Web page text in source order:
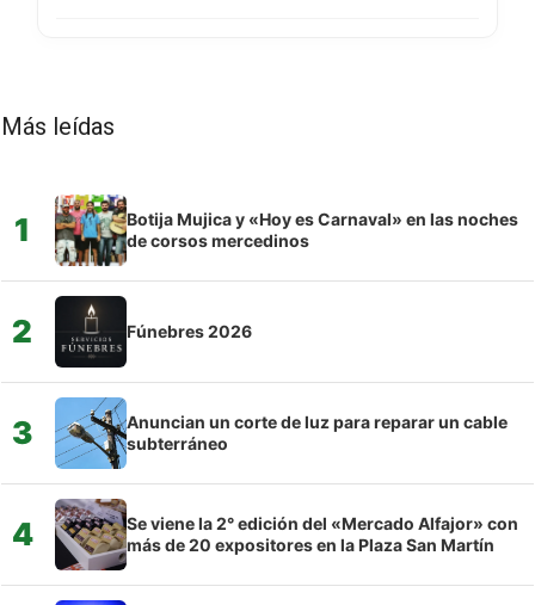
Más leídas
1
Botija Mujica y «Hoy es Carnaval» en las noches
de corsos mercedinos
2 Fúnebres 2026
3
Anuncian un corte de luz para reparar un cable
subterráneo
4
Se viene la 2° edición del «Mercado Alfajor» con
más de 20 expositores en la Plaza San Martín